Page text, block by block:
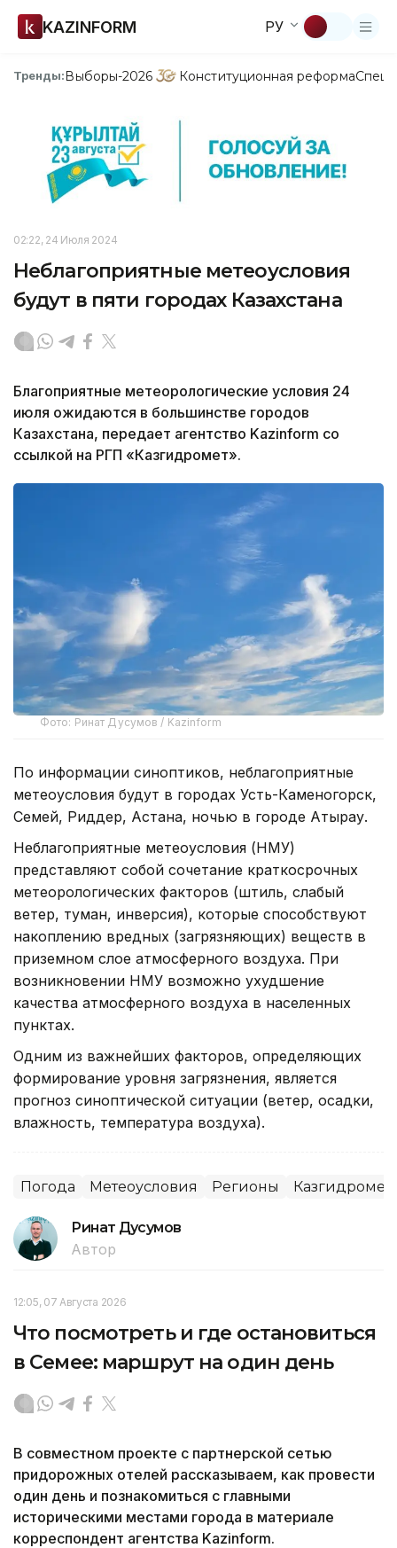
KAZINFORM РУ
Тренды:Выборы-2026 Конституционная реформа
02:22, 24 Июля 2024
Неблагоприятные метеоусловия
будут в пяти городах Казахстана
Благоприятные метеорологические условия 24
июля ожидаются в большинстве городов
Казахстана, передает агентство Kazinform со
ссылкой на РГП «Казгидромет».
Фото: Ринат Дусумов / Kazinform
По информации синоптиков, неблагоприятные
метеоусловия будут в городах Усть-Каменогорск,
Семей, Риддер, Астана, ночью в городе Атырау.
Неблагоприятные метеоусловия (НМУ)
представляют собой сочетание краткосрочных
метеорологических факторов (штиль, слабый
ветер, туман, инверсия), которые способствуют
накоплению вредных (загрязняющих) веществ в
приземном слое атмосферного воздуха. При
возникновении НМУ возможно ухудшение
качества атмосферного воздуха в населенных
пунктах.
Одним из важнейших факторов, определяющих
формирование уровня загрязнения, является
прогноз синоптической ситуации (ветер, осадки,
влажность, температура воздуха).
Погода Метеоусловия Регионы Казгидромет
Ринат Дусумов
Автор
12:05, 07 Августа 2026
Что посмотреть и где остановиться
в Семее: маршрут на один день
В совместном проекте с партнерской сетью
придорожных отелей рассказываем, как провести
один день и познакомиться с главными
историческими местами города в материале
корреспондент агентства Kazinform.